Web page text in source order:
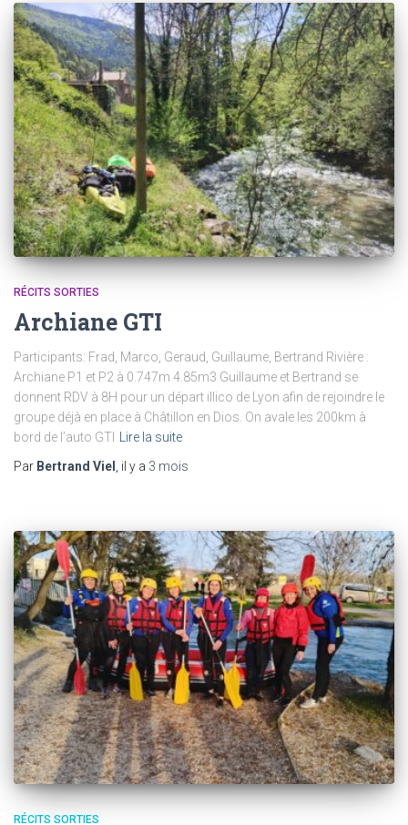
RÉCITS SORTIES
Archiane GTI
Participants: Frad, Marco, Geraud, Guillaume, Bertrand Rivière :
Archiane P1 et P2 à 0.747m 4.85m3 Guillaume et Bertrand se
donnent RDV à 8H pour un départ illico de Lyon afin de rejoindre le
groupe déjà en place à Châtillon en Dios. On avale les 200km à
bord de l’auto GTI Lire la suite
Par Bertrand Viel , il y a 3 mois
RÉCITS SORTIES